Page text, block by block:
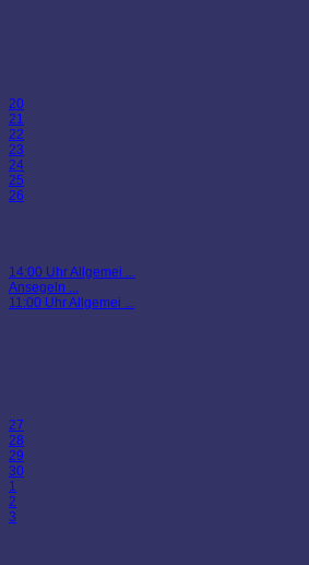
20
21
22
23
24
25
26
14:00 Uhr Allgemei ...
Ansegeln ...
11:00 Uhr Allgemei ...
27
28
29
30
1
2
3